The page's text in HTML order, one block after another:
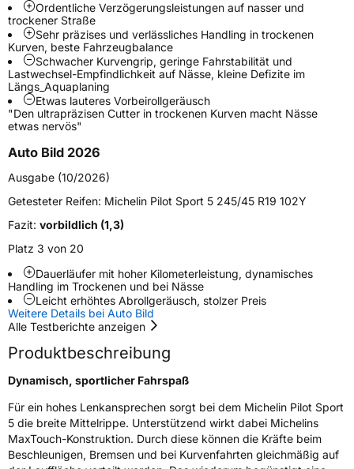
Weitere Eigenschaften
SchlauchtypTL
ZustandNeureifen
EffizienzC
Rollgeräusch (Klasse)B
Rollgeräusch (dB)72
FahrzeugklasseC1
EisgripNein
EPREL ID909610
Ordentliche Verzögerungsleistungen auf nasser und
trockener Straße
Sehr präzises und verlässliches Handling in trockenen
Kurven, beste Fahrzeugbalance
Schwacher Kurvengrip, geringe Fahrstabilität und
Lastwechsel-Empfindlichkeit auf Nässe, kleine Defizite im
Längs_Aquaplaning
Etwas lauteres Vorbeirollgeräusch
"Den ultrapräzisen Cutter in trockenen Kurven macht Nässe
etwas nervös"
Auto Bild 2026
Ausgabe (10/2026)
Getesteter Reifen: Michelin Pilot Sport 5 245/45 R19 102Y
Fazit: vorbildlich (1,3)
Platz 3 von 20
Dauerläufer mit hoher Kilometerleistung, dynamisches
Handling im Trockenen und bei Nässe
Leicht erhöhtes Abrollgeräusch, stolzer Preis
Weitere Details bei Auto Bild
Alle Testberichte anzeigen
Produktbeschreibung
Dynamisch, sportlicher Fahrspaß
Für ein hohes Lenkansprechen sorgt bei dem Michelin Pilot Sport
5 die breite Mittelrippe. Unterstützend wirkt dabei Michelins
MaxTouch-Konstruktion. Durch diese können die Kräfte beim
Beschleunigen, Bremsen und bei Kurvenfahrten gleichmäßig auf